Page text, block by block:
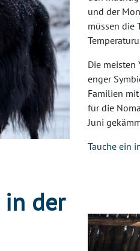
und der
müssen die
Die
enger
Familien
für die
Juni
Tauche ein
in der